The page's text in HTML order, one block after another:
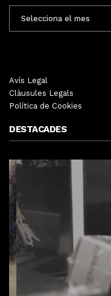
MENSUALS
Avís Legal
Clàusules Legals
Política de Cookies
DESTACADES